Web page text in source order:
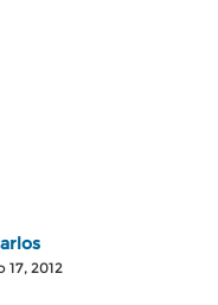
17, 2012